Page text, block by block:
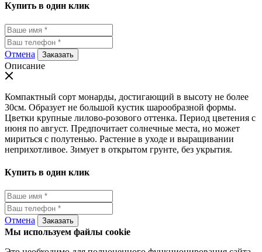
Купить в один клик
Отмена Заказать
Описание
Компактный сорт монарды, достигающий в высоту не более
30см. Образует не большой кустик шарообразной формы.
Цветки крупные лилово-розового оттенка. Период цветения с
июня по август. Предпочитает солнечные места, но может
мириться с полутенью. Растение в уходе и выращивании
неприхотливое. Зимует в открытом грунте, без укрытия.
Купить в один клик
Отмена Заказать
Мы используем файлы cookie